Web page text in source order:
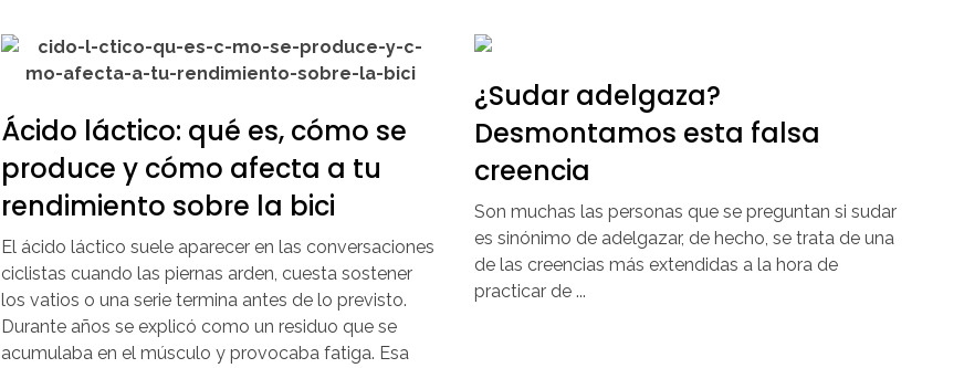
Ácido láctico: qué es, cómo se
produce y cómo afecta a tu
rendimiento sobre la bici
El ácido láctico suele aparecer en las conversaciones
ciclistas cuando las piernas arden, cuesta sostener
los vatios o una serie termina antes de lo previsto.
Durante años se explicó como un residuo que se
acumulaba en el músculo y provocaba fatiga. Esa
¿Sudar adelgaza?
Desmontamos esta falsa
creencia
Son muchas las personas que se preguntan si sudar
es sinónimo de adelgazar, de hecho, se trata de una
de las creencias más extendidas a la hora de
practicar de ...